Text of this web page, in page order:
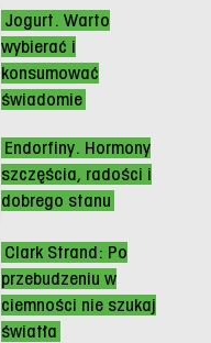
Jogurt. Warto
wybierać i
konsumować
świadomie
Endorfiny. Hormony
szczęścia, radości i
dobrego stanu
Clark Strand: Po
przebudzeniu w
ciemności nie szukaj
światła